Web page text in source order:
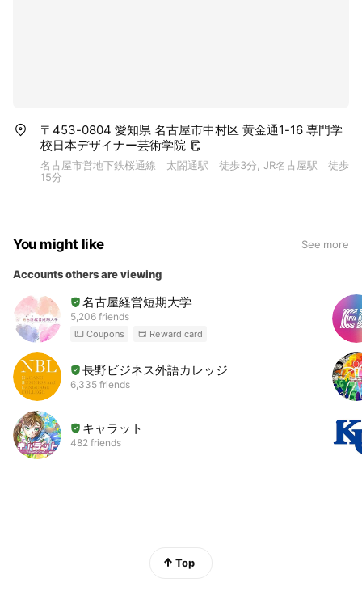
〒453-0804 愛知県 名古屋市中村区 黄金通1-16 専門学
校日本デザイナー芸術学院
名古屋市営地下鉄桜通線 太閤通駅 徒歩3分, JR名古屋駅 徒歩
15分
You might like See more
Accounts others are viewing
名古屋経営短期大学
5,206 friends
Coupons Reward card
長野ビジネス外語カレッジ
6,335 friends
キャラット
482 friends
Top